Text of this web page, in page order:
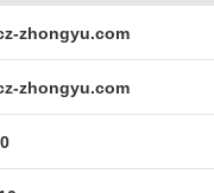
zhongyu.com
zhongyu.com